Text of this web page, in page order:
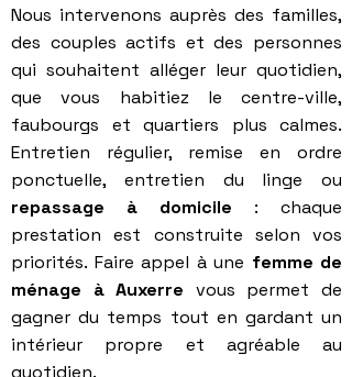
Nous intervenons auprès des familles,
des couples actifs et des personnes
qui souhaitent alléger leur quotidien,
que vous habitiez le centre-ville,
faubourgs et quartiers plus calmes.
Entretien régulier, remise en ordre
ponctuelle, entretien du linge ou
repassage à domicile : chaque
prestation est construite selon vos
priorités. Faire appel à une femme de
ménage à Auxerre vous permet de
gagner du temps tout en gardant un
intérieur propre et agréable au
quotidien.